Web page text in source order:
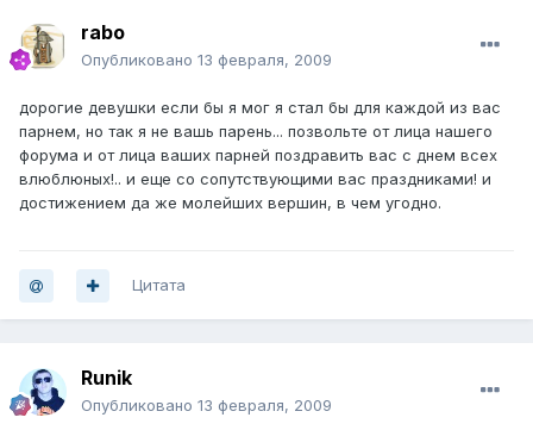
rabo
Опубликовано 13 февраля, 2009
дорогие девушки если бы я мог я стал бы для каждой из вас
парнем, но так я не вашь парень... позвольте от лица нашего
форума и от лица ваших парней поздравить вас с днем всех
влюблюных!.. и еще со сопутствующими вас праздниками! и
достижением да же молейших вершин, в чем угодно.
Цитата
Runik
Опубликовано 13 февраля, 2009